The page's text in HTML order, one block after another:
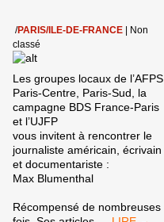
/PARIS/ILE-DE-FRANCE
Non
classé
Les groupes locaux de l’AFPS
Paris-Centre, Paris-Sud, la
campagne BDS France-Paris
et l’UJFP
vous invitent à rencontrer le
journaliste américain, écrivain
et documentariste :
Max Blumenthal
Récompensé de nombreuses